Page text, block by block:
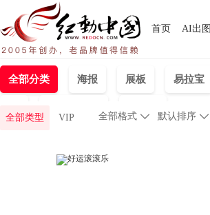
首页 AI出图
全部分类 海报 展板 易拉宝
文化墙
全部类型 VIP 
全部格式 默认排序 